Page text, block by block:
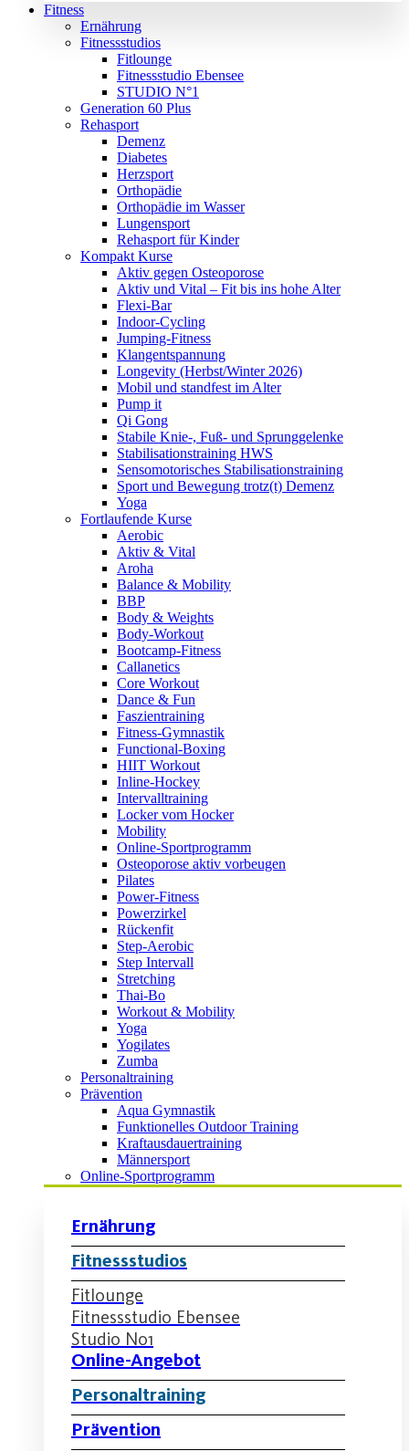
Fitness
Ernährung
Fitnessstudios
Fitlounge
Fitnessstudio Ebensee
STUDIO N°1
Generation 60 Plus
Rehasport
Demenz
Diabetes
Herzsport
Orthopädie
Orthopädie im Wasser
Lungensport
Rehasport für Kinder
Kompakt Kurse
Aktiv gegen Osteoporose
Aktiv und Vital – Fit bis ins hohe Alter
Flexi-Bar
Indoor-Cycling
Jumping-Fitness
Klangentspannung
Longevity (Herbst/Winter 2026)
Mobil und standfest im Alter
Pump it
Qi Gong
Stabile Knie-, Fuß- und Sprunggelenke
Stabilisationstraining HWS
Sensomotorisches Stabilisationstraining
Sport und Bewegung trotz(t) Demenz
Yoga
Fortlaufende Kurse
Aerobic
Aktiv & Vital
Aroha
Balance & Mobility
BBP
Body & Weights
Body-Workout
Bootcamp-Fitness
Callanetics
Core Workout
Dance & Fun
Faszientraining
Fitness-Gymnastik
Functional-Boxing
HIIT Workout
Inline-Hockey
Intervalltraining
Locker vom Hocker
Mobility
Online-Sportprogramm
Osteoporose aktiv vorbeugen
Pilates
Power-Fitness
Powerzirkel
Rückenfit
Step-Aerobic
Step Intervall
Stretching
Thai-Bo
Workout & Mobility
Yoga
Yogilates
Zumba
Personaltraining
Prävention
Aqua Gymnastik
Funktionelles Outdoor Training
Kraftausdauertraining
Männersport
Online-Sportprogramm
Ernährung
Fitnessstudios
Fitlounge
Fitnessstudio Ebensee
Studio No1
Online-Angebot
Personaltraining
Prävention